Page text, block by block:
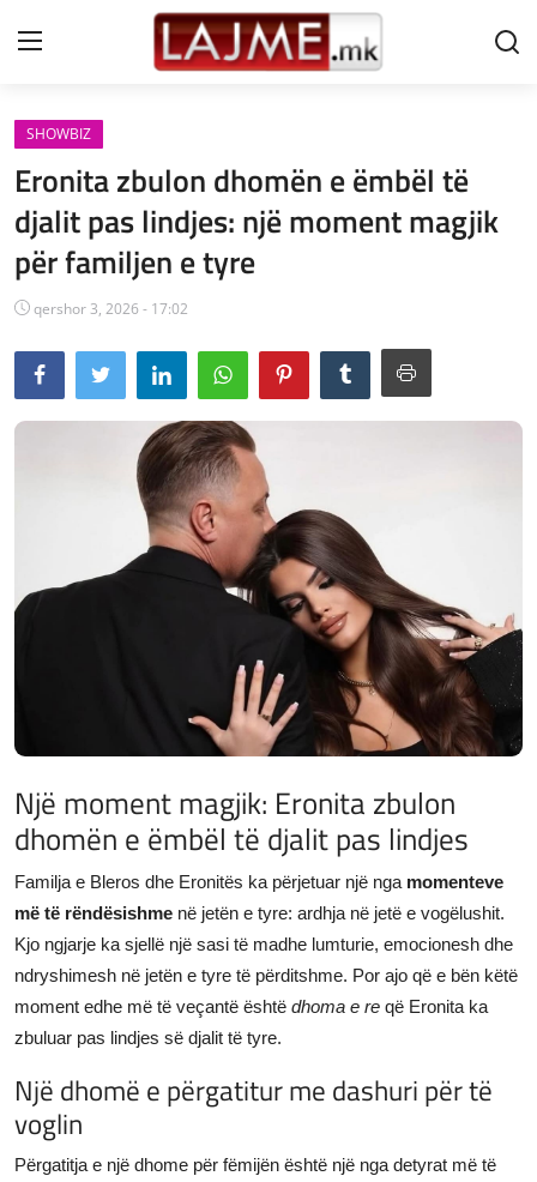
Shtëpi
LAJME MAQEDONI
SHQIPERI
KOSOVA
LAJME NGA BOTA
SHOWBIZ
SHOWBIZ
Eronita zbulon dhomën e ëmbël të
djalit pas lindjes: një moment magjik
për familjen e tyre
qershor 3, 2026 - 17:02
Një moment magjik: Eronita zbulon
dhomën e ëmbël të djalit pas lindjes
Familja e Bleros dhe Eronitës ka përjetuar një nga momenteve
më të rëndësishme në jetën e tyre: ardhja në jetë e vogëlushit.
Kjo ngjarje ka sjellë një sasi të madhe lumturie, emocionesh dhe
ndryshimesh në jetën e tyre të përditshme. Por ajo që e bën këtë
moment edhe më të veçantë është dhoma e re që Eronita ka
zbuluar pas lindjes së djalit të tyre.
Një dhomë e përgatitur me dashuri për të
voglin
Përgatitja e një dhome për fëmijën është një nga detyrat më të